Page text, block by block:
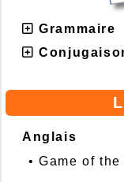
Grammaire
Anglais
•Game of the